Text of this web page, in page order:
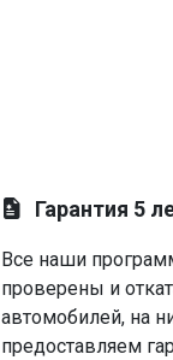
Гарантия 5
Все наши
проверены и
автомобилей, на
предоставляем